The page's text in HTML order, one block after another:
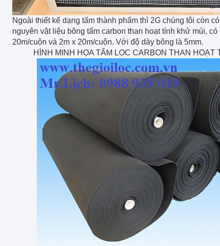
Ngoài thiết kế dạng tấm thành phẩm thì 2G chúng tôi còn
nguyên vật liệu bông tấm carbon than hoạt tính khử mùi, có
20m/cuộn và 2m x 20m/cuộn. Với độ dày bông là 5mm.
HÌNH MINH HỌA TẤM LỌC CARBON THAN HOẠT